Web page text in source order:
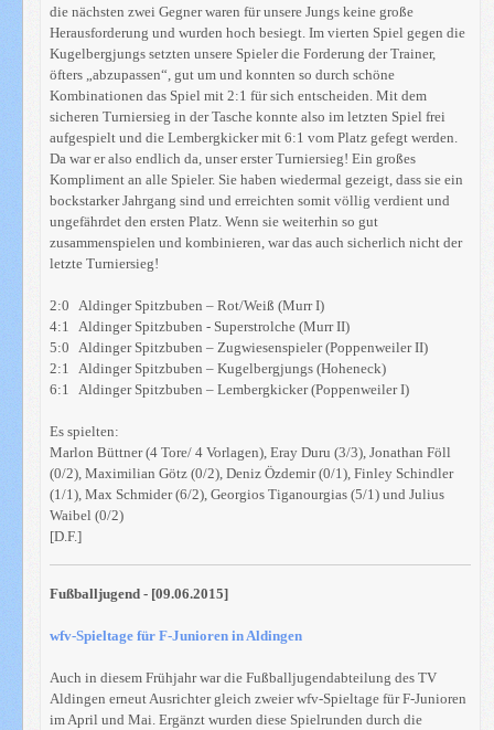
die nächsten zwei Gegner waren für unsere Jungs keine große
Herausforderung und wurden hoch besiegt. Im vierten Spiel gegen die
Kugelbergjungs setzten unsere Spieler die Forderung der Trainer,
öfters „abzupassen“, gut um und konnten so durch schöne
Kombinationen das Spiel mit 2:1 für sich entscheiden. Mit dem
sicheren Turniersieg in der Tasche konnte also im letzten Spiel frei
aufgespielt und die Lembergkicker mit 6:1 vom Platz gefegt werden.
Da war er also endlich da, unser erster Turniersieg! Ein großes
Kompliment an alle Spieler. Sie haben wiedermal gezeigt, dass sie ein
bockstarker Jahrgang sind und erreichten somit völlig verdient und
ungefährdet den ersten Platz. Wenn sie weiterhin so gut
zusammenspielen und kombinieren, war das auch sicherlich nicht der
letzte Turniersieg!
2:0 Aldinger Spitzbuben – Rot/Weiß (Murr I)
4:1 Aldinger Spitzbuben - Superstrolche (Murr II)
5:0 Aldinger Spitzbuben – Zugwiesenspieler (Poppenweiler II)
2:1 Aldinger Spitzbuben – Kugelbergjungs (Hoheneck)
6:1 Aldinger Spitzbuben – Lembergkicker (Poppenweiler I)
Es spielten:
Marlon Büttner (4 Tore/ 4 Vorlagen), Eray Duru (3/3), Jonathan Föll
(0/2), Maximilian Götz (0/2), Deniz Özdemir (0/1), Finley Schindler
(1/1), Max Schmider (6/2), Georgios Tiganourgias (5/1) und Julius
Waibel (0/2)
[D.F.]
Fußballjugend - [09.06.2015]
wfv-Spieltage für F-Junioren in Aldingen
Auch in diesem Frühjahr war die Fußballjugendabteilung des TV
Aldingen erneut Ausrichter gleich zweier wfv-Spieltage für F-Junioren
im April und Mai. Ergänzt wurden diese Spielrunden durch die